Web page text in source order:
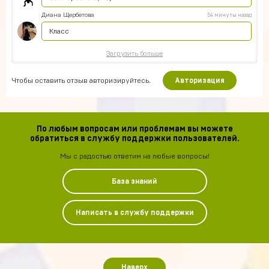
Диана Щербетова 54 минуты назад
Класс
Загрузить больше
Чтобы оставить отзыв авторизируйтесь. Авторизация
По любым вопросам или проблемам вы можете
обратиться в службу поддержки пользователей.
Мы с радостью ответим на любые вопросы!
База знаний
Написать в службу поддержки
Наверх